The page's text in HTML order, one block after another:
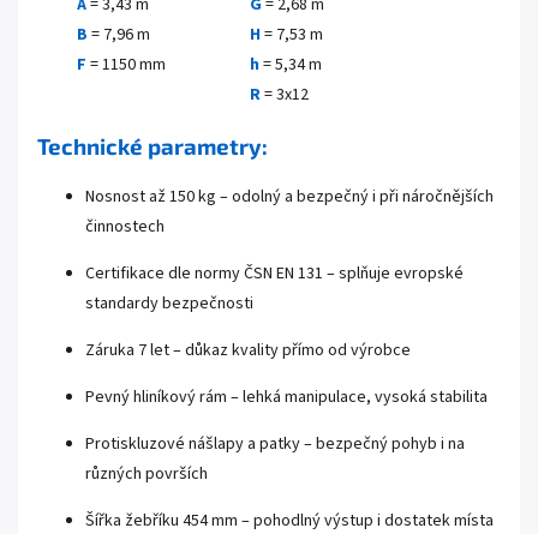
A= 3,43 m
B = 7,96 m
F = 1150 mm
G= 2,68 m
H= 7,53 m
h= 5,34 m
R= 3x12
Technické parametry:
Nosnost až 150 kg – odolný a bezpečný i při náročnějších
činnostech
Certifikace dle normy ČSN EN 131 – splňuje evropské
standardy bezpečnosti
Záruka 7 let – důkaz kvality přímo od výrobce
Pevný hliníkový rám – lehká manipulace, vysoká stabilita
Protiskluzové nášlapy a patky – bezpečný pohyb i na
různých površích
Šířka žebříku 454 mm – pohodlný výstup i dostatek místa